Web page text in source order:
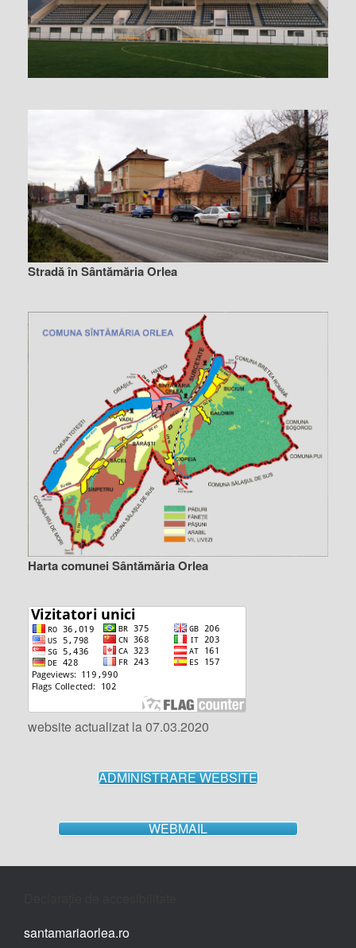
Stradă în Sântămăria Orlea
Harta comunei Sântămăria Orlea
website actualizat la 07.03.2020
ADMINISTRARE WEBSITE
WEBMAIL
santamariaorlea.ro